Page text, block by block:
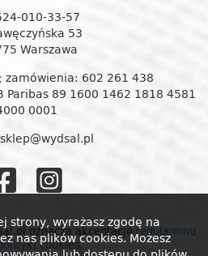
010-33-57
53
Warszawa
zamówienia: 602 261 438
Paribas 89 1600 1462 1818 4581
0001
Salezjańskie
oznacza akceptacjęregulaminu
cookies.
strony, wyrażasz zgodę na
nas plików cookies. Możesz